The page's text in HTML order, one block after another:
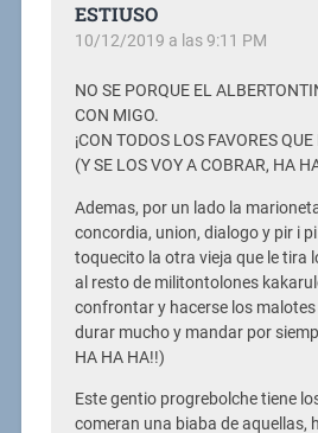
ESTIUSO
10/12/2019 a las 9:11 PM
NO SE PORQUE EL
CON MIGO.
¡CON TODOS LOS FAVORES
(Y SE LOS VOY A COBRAR, HA
Ademas, por un lado la
concordia, union, dialogo y pir i pi
toquecito la otra vieja que le tira
al resto de militontolones
confrontar y hacerse los
durar mucho y mandar por
HA HA HA!!)
Este gentio progrebolche tiene
comeran una biaba de aquellas,